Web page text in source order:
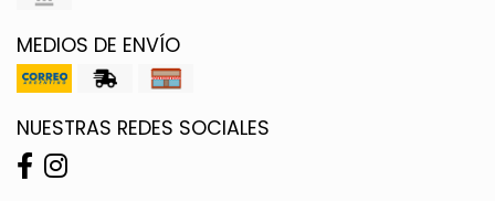
MEDIOS DE ENVÍO
NUESTRAS REDES SOCIALES